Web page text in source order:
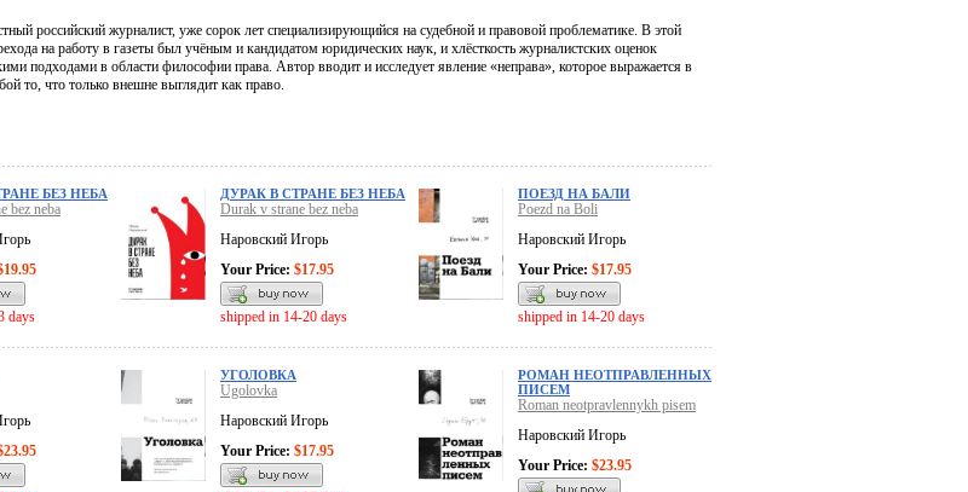
российский журналист, уже сорок лет специализирующийся на судебной и правовой проблематике. В этой
на работу в газеты был учёным и кандидатом юридических наук, и хлёсткость журналистских оценок
подходами в области философии права. Автор вводит и исследует явление «неправа», которое выражается в
то, что только внешне выглядит как право.
БЕЗ НЕБА
bez neba
days
ДУРАК В СТРАНЕ БЕЗ НЕБА
Durak v strane bez neba
Наровский Игорь
Your Price: $17.95
shipped in 14-20 days
ПОЕЗД НА БАЛИ
Poezd na Boli
Наровский Игорь
Your Price: $17.95
shipped in 14-20 days
УГОЛОВКА
Ugolovka
Наровский Игорь
Your Price: $17.95
РОМАН НЕОТПРАВЛЕННЫХ
ПИСЕМ
Roman neotpravlennykh pisem
Наровский Игорь
Your Price: $23.95